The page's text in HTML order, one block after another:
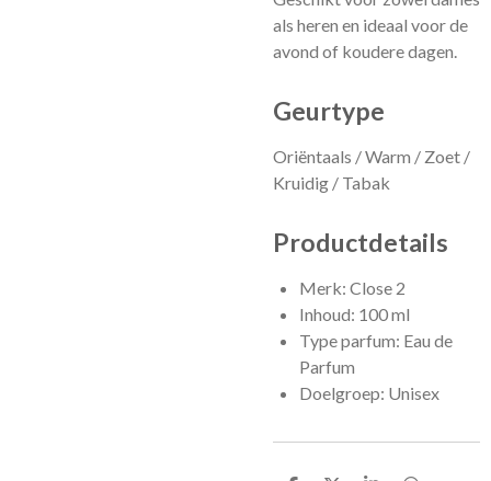
als heren en ideaal voor de
avond of koudere dagen.
Geurtype
Oriëntaals / Warm / Zoet /
Kruidig / Tabak
Productdetails
Merk: Close 2
Inhoud: 100 ml
Type parfum: Eau de
Parfum
Doelgroep: Unisex